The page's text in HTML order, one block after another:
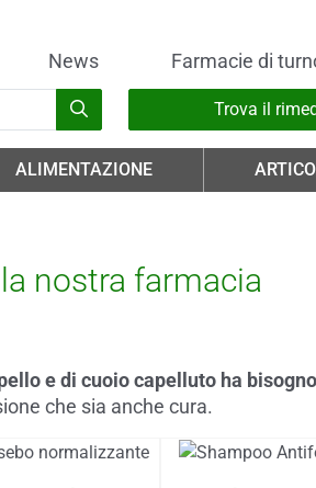
News Farmacie di
Trova il
ALIMENTAZIONE
nostra farmacia
e di cuoio capelluto ha
che sia anche cura.